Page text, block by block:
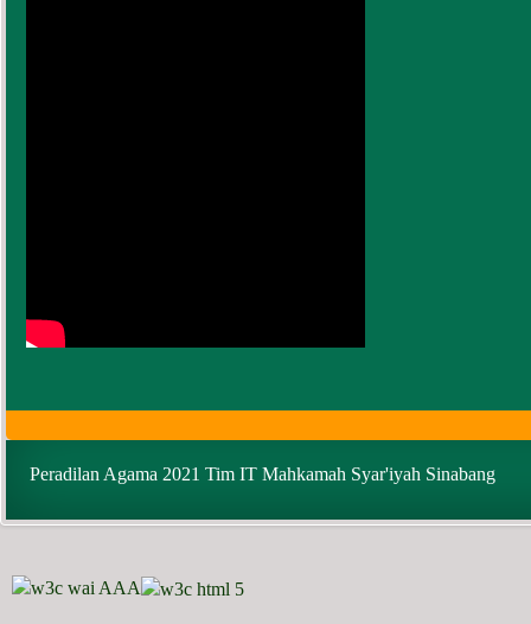
Peradilan Agama 2021 Tim IT Mahkamah Syar'iyah Sinabang